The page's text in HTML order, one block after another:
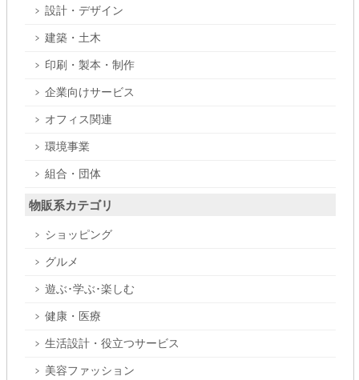
設計・デザイン
建築・土木
印刷・製本・制作
企業向けサービス
オフィス関連
環境事業
組合・団体
物販系カテゴリ
ショッピング
グルメ
遊ぶ･学ぶ･楽しむ
健康・医療
生活設計・役立つサービス
美容ファッション